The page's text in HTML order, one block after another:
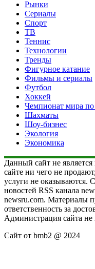
Рынки
Сериалы
Спорт
ТВ
Теннис
Технологии
Тренды
Фигурное катание
Фильмы и сериалы
Футбол
Хоккей
Чемпионат мира
Шахматы
Шоу-бизнес
Экология
Экономика
Данный сайт не
сайте ни чего не
услуги не оказываются.
новостей RSS канала
newsru.com. Материалы
ответственность за
Администрация сайта не
Сайт от bmb2 @ 2024